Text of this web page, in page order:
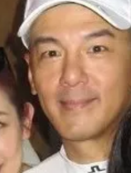
賺76億
掀翻
看傻